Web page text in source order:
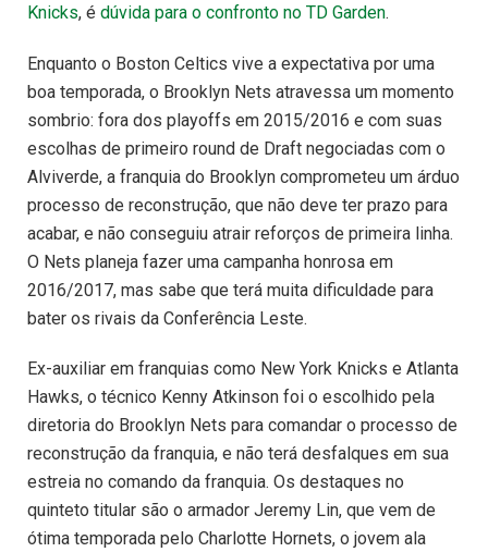
Knicks, é dúvida para o confronto no TD Garden.
Enquanto o Boston Celtics vive a expectativa por uma
boa temporada, o Brooklyn Nets atravessa um momento
sombrio: fora dos playoffs em 2015/2016 e com suas
escolhas de primeiro round de Draft negociadas com o
Alviverde, a franquia do Brooklyn comprometeu um árduo
processo de reconstrução, que não deve ter prazo para
acabar, e não conseguiu atrair reforços de primeira linha.
O Nets planeja fazer uma campanha honrosa em
2016/2017, mas sabe que terá muita dificuldade para
bater os rivais da Conferência Leste.
Ex-auxiliar em franquias como New York Knicks e Atlanta
Hawks, o técnico Kenny Atkinson foi o escolhido pela
diretoria do Brooklyn Nets para comandar o processo de
reconstrução da franquia, e não terá desfalques em sua
estreia no comando da franquia. Os destaques no
quinteto titular são o armador Jeremy Lin, que vem de
ótima temporada pelo Charlotte Hornets, o jovem ala